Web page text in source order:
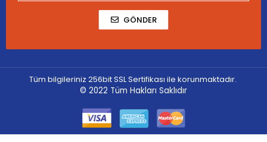
GÖNDER
Tüm bilgileriniz 256bit SSL Sertifikası ile korunmaktadır.
© 2022 Tüm Hakları Saklıdır